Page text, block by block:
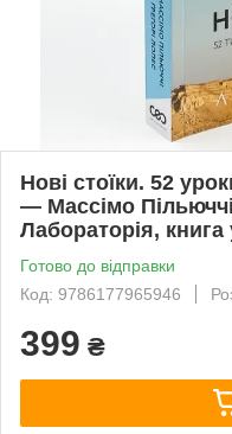
Нові стоїки. 52
— Массімо
Лабораторія,
Готово до відправки
Код: 9786177965946
399 ₴